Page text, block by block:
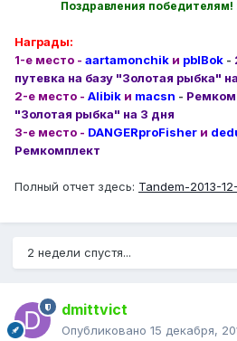
Поздравления победителям!
Награды:
1-е место - aartamonchik и pblBok -
путевка на базу "Золотая рыбка"
2-е место - Alibik и macsn -
"Золотая рыбка" на 3 дня
3-е место - DANGERproFisher и
Ремкомплект
Полный отчет здесь: Tandem-2013-
2 недели спустя...
dmittvict
Опубликовано 15 декабря,